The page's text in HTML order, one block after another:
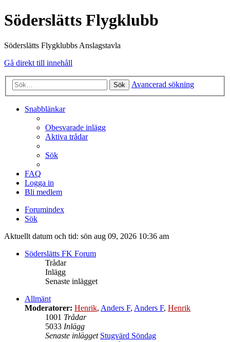
Söderslätts Flygklubb
Söderslätts Flygklubbs Anslagstavla
Gå direkt till innehåll
Sök Avancerad sökning
Snabblänkar
Obesvarade inlägg
Aktiva trådar
Sök
FAQ
Logga in
Bli medlem
Forumindex
Sök
Aktuellt datum och tid: sön aug 09, 2026 10:36 am
Söderslätts FK Forum
Trådar
Inlägg
Senaste inlägget
Allmänt
Moderatorer: Henrik, Anders F, Anders F, Henrik
1001 Trådar
5033 Inlägg
Senaste inlägget Stugvärd Söndag